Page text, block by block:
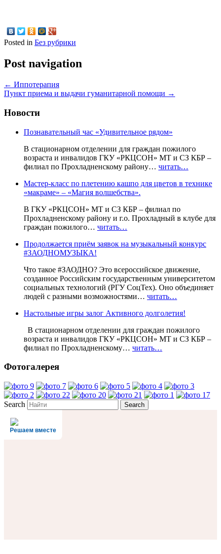
Posted in Без рубрики
Post navigation
← Иппотерапия
Пункт приема и выдачи гуманитарной помощи →
Новости
Познавательный час «Удивительное рядом»
В стационарном отделении для граждан пожилого
возраста и инвалидов ГКУ «РКЦСОН» МТ и СЗ КБР –
филиал по Прохладненскому району… читать…
Мастер-класс по плетению кашпо для цветов в технике
«макраме» – «Магия волшебства».
В ГКУ «РКЦСОН» МТ и СЗ КБР – филиал по
Прохладненскому району и г.о. Прохладный в клубе для
граждан пожилого… читать…
Продолжается приём заявок на музыкальный конкурс
#ЗАОДНОМУЗЫКА!
Что такое #ЗАОДНО? Это всероссийское движение,
созданное Российским государственным университетом
социальных технологий (РГУ СоцТех). Оно объединяет
людей с разными возможностями… читать…
Настольные игры залог Активного долголетия!
В стационарном отделении для граждан пожилого
возраста и инвалидов ГКУ «РКЦСОН» МТ и СЗ КБР –
филиал по Прохладненскому… читать…
Фотогалерея
Search
Решаем вместе